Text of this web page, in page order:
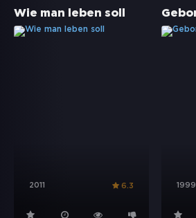
Wie man leben soll
2011 6.3 1999